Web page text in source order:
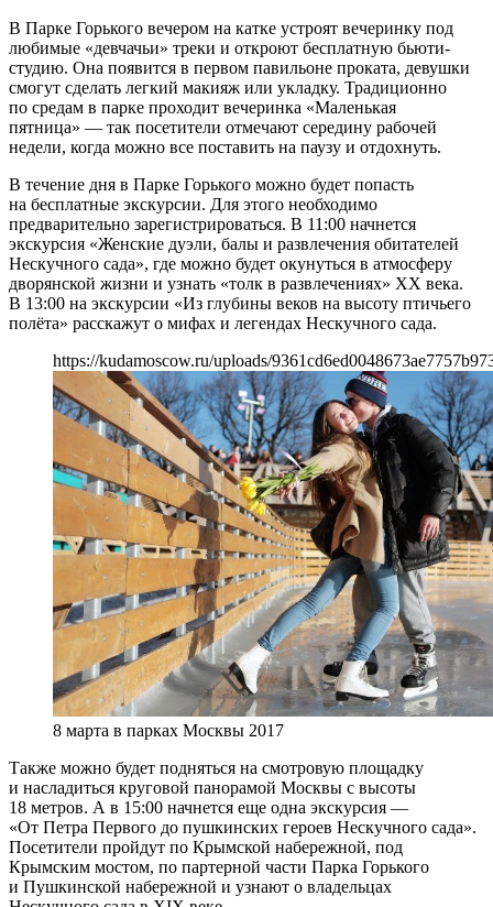
В Парке Горького вечером на катке устроят вечеринку под
любимые «девчачьи» треки и откроют бесплатную бьюти-
студию. Она появится в первом павильоне проката, девушки
смогут сделать легкий макияж или укладку. Традиционно
по средам в парке проходит вечеринка «Маленькая
пятница» — так посетители отмечают середину рабочей
недели, когда можно все поставить на паузу и отдохнуть.
В течение дня в Парке Горького можно будет попасть
на бесплатные экскурсии. Для этого необходимо
предварительно зарегистрироваться. В 11:00 начнется
экскурсия «Женские дуэли, балы и развлечения обитателей
Нескучного сада», где можно будет окунуться в атмосферу
дворянской жизни и узнать «толк в развлечениях» XX века.
В 13:00 на экскурсии «Из глубины веков на высоту птичьего
полёта» расскажут о мифах и легендах Нескучного сада.
https://kudamoscow.ru/uploads/
8 марта в парках Москвы 2017
Также можно будет подняться на смотровую площадку
и насладиться круговой панорамой Москвы с высоты
18 метров. А в 15:00 начнется еще одна экскурсия —
«От Петра Первого до пушкинских героев Нескучного сада».
Посетители пройдут по Крымской набережной, под
Крымским мостом, по партерной части Парка Горького
и Пушкинской набережной и узнают о владельцах